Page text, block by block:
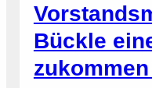
Bückle